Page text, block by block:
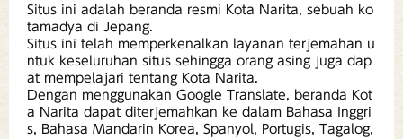
Situs ini adalah beranda resmi Kota Narita, sebuah ko
tamadya di Jepang.
Situs ini telah memperkenalkan layanan terjemahan u
ntuk keseluruhan situs sehingga orang asing juga dap
at mempelajari tentang Kota Narita.
Dengan menggunakan Google Translate, beranda Kot
a Narita dapat diterjemahkan ke dalam Bahasa Inggri
s, Bahasa Mandarin Korea, Spanyol, Portugis, Tagalog,